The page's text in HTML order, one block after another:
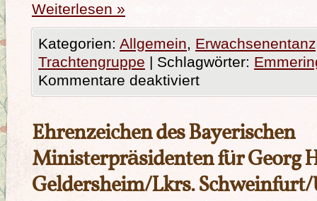
Weiterlesen »
Kategorien: Allgemein,
Trachtengruppe | Schlagwörter:
Kommentare deaktiviert
Ehrenzeichen des Bayerischen
Ministerpräsidenten für Georg
Geldersheim/Lkrs.